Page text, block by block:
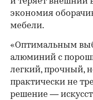
экономия
мебели.
«Оптимальным
алюминий с
легкий, прочный,
практически не
решение —